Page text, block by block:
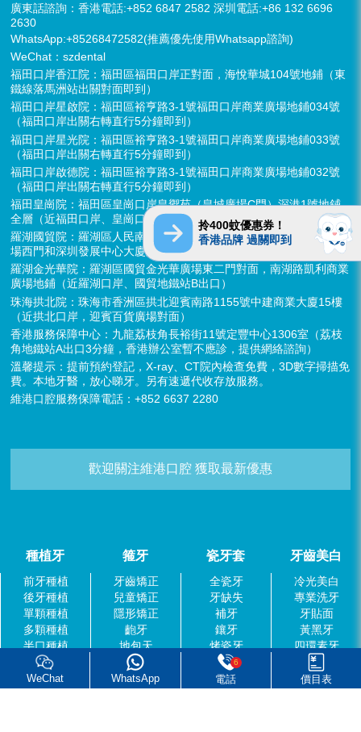
廣東話諮詢：香港電話:+852 6847 2582 深圳電話:+86 132 6696
2630
WhatsApp:+85268472582(推薦優先使用Whatsapp諮詢)
WeChat：szdental
福田口岸香江院：福田區福田口岸正對面，海悅華城104號地鋪（東
鐵線落馬洲站出關對面即到）
福田口岸星啟院：福田區裕亨路3-1號福田口岸商業廣場地鋪034號
（福田口岸出關右轉直行5分鐘即到）
福田口岸星光院：福田區裕亨路3-1號福田口岸商業廣場地鋪033號
（福田口岸出關右轉直行5分鐘即到）
福田口岸啟德院：福田區裕亨路3-1號福田口岸商業廣場地鋪032號
（福田口岸出關右轉直行5分鐘即到）
福田皇崗院：福田區皇崗口岸皇禦苑（皇城廣場C門）深港1號地鋪
全層（近福田口岸、皇崗口岸地鐵站E出口）
羅湖國貿院：羅湖區人民南路熙龍大廈二樓(近羅湖口岸，金光華廣
場西門和深圳發展中心大廈對面，國貿地鐵站E出口）
羅湖金光華院：羅湖區國貿金光華廣場東二門對面，南湖路凱利商業
廣場地鋪（近羅湖口岸、國貿地鐵站B出口）
珠海拱北院：珠海市香洲區拱北迎賓南路1155號中建商業大廈15樓
（近拱北口岸，迎賓百貨廣場對面）
香港服務保障中心：九龍荔枝角長裕街11號定豐中心1306室（荔枝
角地鐵站A出口3分鐘，香港辦公室暫不應診，提供網絡諮詢）
溫馨提示：提前預約登記，X-ray、CT院內檢查免費，3D數字掃描免
費。本地牙醫，放心睇牙。另有速遞代收存放服務。
維港口腔服務保障電話：+852 6637 2280
歡迎關注維港口腔 獲取最新優惠
種植牙
前牙種植
後牙種植
單顆種植
多顆種植
半口種植
全口種植
箍牙
牙齒矯正
兒童矯正
隱形矯正
齙牙
地包天
牙列不齊
瓷牙套
全瓷牙
牙缺失
補牙
鑲牙
烤瓷牙
義齒
牙齒美白
冷光美白
專業洗牙
牙貼面
黃黑牙
四環素牙
常見問題
美白牙貼面
WeChat WhatsApp 電話
6
價目表
拎400蚊優惠券！
香港品牌 過關即到